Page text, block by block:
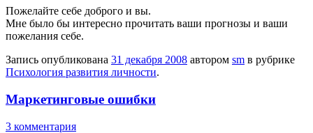
Пожелайте себе доброго и вы.
Мне было бы интересно прочитать ваши прогнозы и ваши
пожелания себе.
Запись опубликована 31 декабря 2008 автором sm в рубрике
Психология развития личности.
Маркетинговые ошибки
3 комментария